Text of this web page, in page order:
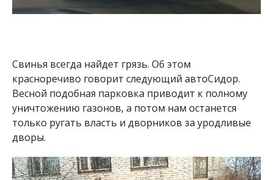
Свинья всегда найдет грязь. Об этом
красноречиво говорит следующий автоСидор.
Весной подобная парковка приводит к полному
уничтожению газонов, а потом нам останется
только ругать власть и дворников за уродливые
дворы.